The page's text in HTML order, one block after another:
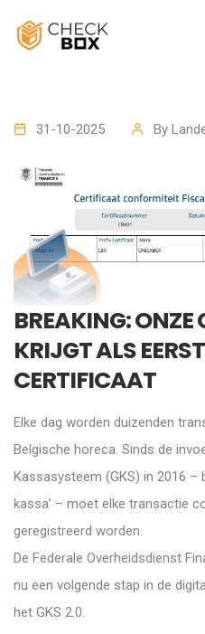
31-10-2025 By
BREAKING: ONZE
KRIJGT ALS
CERTIFICAAT
Elke dag worden duizenden
Belgische horeca. Sinds de
Kassasysteem (GKS) in 2016 –
kassa’ – moet elke transactie
geregistreerd worden.
De Federale Overheidsdienst
nu een volgende stap in de
het GKS 2.0.